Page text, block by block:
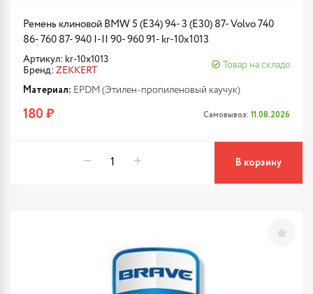
Ремень клиновой BMW 5 (E34) 94- 3 (E30) 87- Volvo 740
86- 760 87- 940 I-II 90- 960 91- kr-10x1013
Артикул: kr-10x1013
Бренд: ZEKKERT
Товар на складе
Материал: EPDM (Этилен-пропиленовый каучук)
180 ₽ Самовывоз: 11.08.2026
В корзину